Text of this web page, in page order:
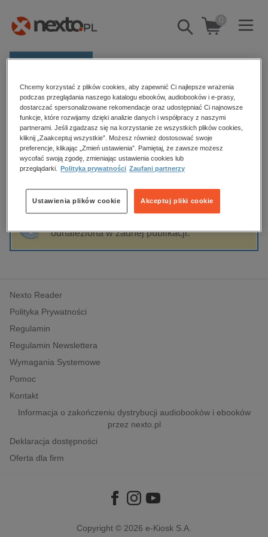
Pokaż/schowaj
wyszukiwarkę
0
Kategorie
Zobacz wszystkie E-prasa
budownictwo, aranżacja wnętrz
biznesowe, branżowe, gospodarka
dzienniki
edukacja
hobby, sport, rozrywka
komputery, internet, technologie, informatyka
polityka, społeczno-informacyjne
psychologiczne
inne
popularno-naukowe
historia
Strona główna Penny Rimbaud
Penny Rimbaud
Sortowanie Filtrowanie
odnaleziona w żadnej publikacji.
Nexto Reader
Polityka Prywatności
Regulamin
Regulamin Newslettera
Wymagania Systemowe
Pomoc
Kontakt
Informacja o zakończeniu dystrybucji audiobooków i ebooków
przez nexto.pl
Deklaracja dostępności
Oferta dla firm
Copyright © 2026 e-Kiosk S.A.
Chcemy korzystać z plików cookies, aby zapewnić Ci najlepsze wrażenia
podczas przeglądania naszego katalogu ebooków, audiobooków i e-prasy,
dostarczać spersonalizowane rekomendacje oraz udostępniać Ci najnowsze
funkcje, które rozwijamy dzięki analizie danych i współpracy z naszymi
partnerami. Jeśli zgadzasz się na korzystanie ze wszystkich plików cookies,
kliknij „Zaakceptuj wszystkie”. Możesz również dostosować swoje
preferencje, klikając „Zmień ustawienia”. Pamiętaj, że zawsze możesz
wycofać swoją zgodę, zmieniając ustawienia cookies lub
przeglądarki.
Polityka prywatności Zaufani partnerzy
Akceptuj pliki cookie
Ustawienia plików cookie